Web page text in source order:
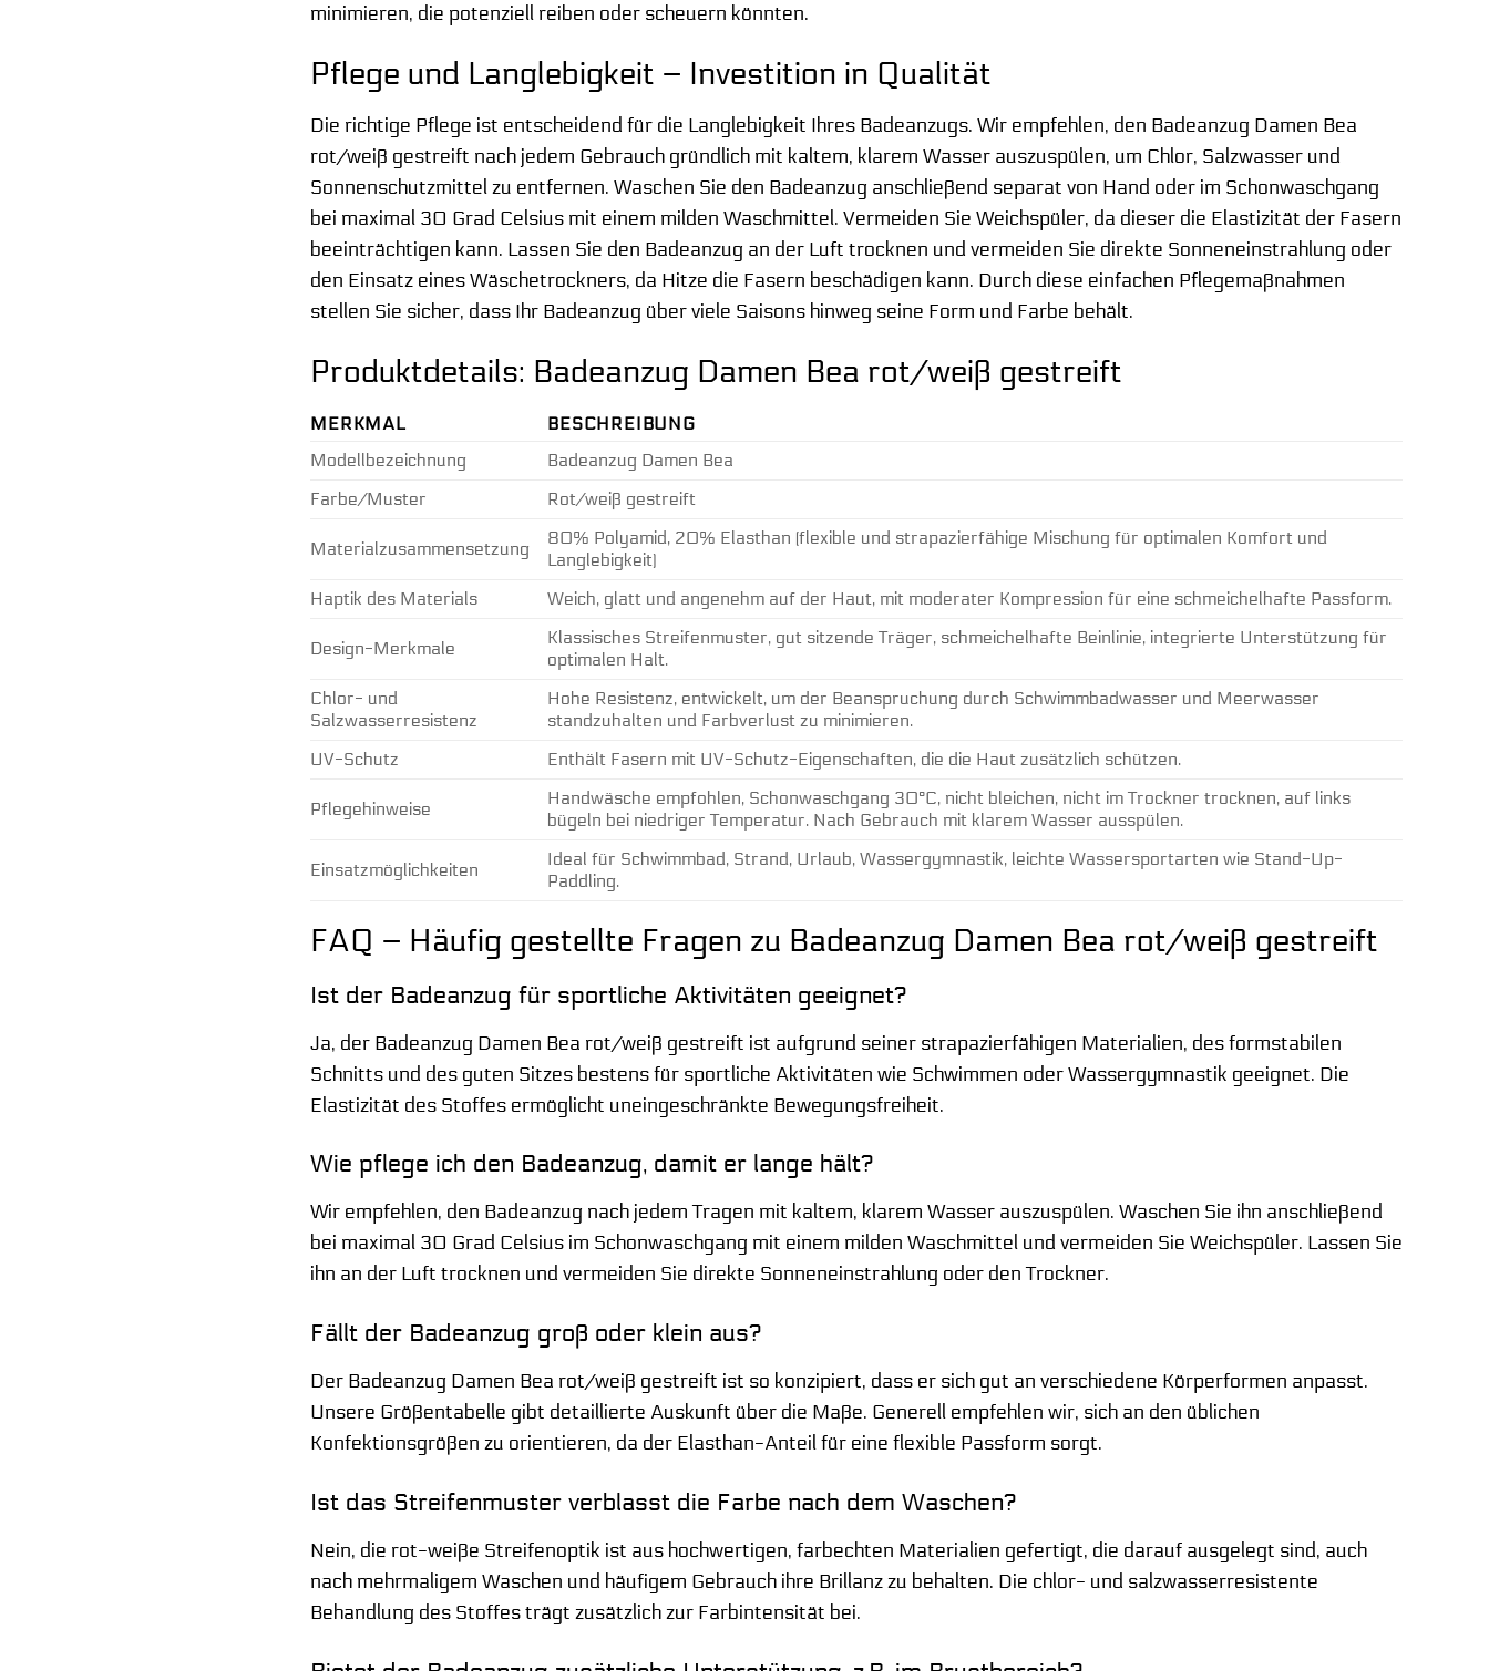
minimieren, die potenziell reiben oder scheuern könnten.
Pflege und Langlebigkeit – Investition in Qualität
Die richtige Pflege ist entscheidend für die Langlebigkeit Ihres Badeanzugs. Wir empfehlen, den Badeanzug Damen Bea
rot/weiß gestreift nach jedem Gebrauch gründlich mit kaltem, klarem Wasser auszuspülen, um Chlor, Salzwasser und
Sonnenschutzmittel zu entfernen. Waschen Sie den Badeanzug anschließend separat von Hand oder im Schonwaschgang
bei maximal 30 Grad Celsius mit einem milden Waschmittel. Vermeiden Sie Weichspüler, da dieser die Elastizität der Fasern
beeinträchtigen kann. Lassen Sie den Badeanzug an der Luft trocknen und vermeiden Sie direkte Sonneneinstrahlung oder
den Einsatz eines Wäschetrockners, da Hitze die Fasern beschädigen kann. Durch diese einfachen Pflegemaßnahmen
stellen Sie sicher, dass Ihr Badeanzug über viele Saisons hinweg seine Form und Farbe behält.
Produktdetails: Badeanzug Damen Bea rot/weiß gestreift
MERKMAL
BESCHREIBUNG
Modellbezeichnung
Badeanzug Damen Bea
Farbe/Muster
Rot/weiß gestreift
Materialzusammensetzung
80% Polyamid, 20% Elasthan (flexible und strapazierfähige Mischung für optimalen Komfort und
Langlebigkeit)
Haptik des Materials
Weich, glatt und angenehm auf der Haut, mit moderater Kompression für eine schmeichelhafte Passform.
Design-Merkmale
Klassisches Streifenmuster, gut sitzende Träger, schmeichelhafte Beinlinie, integrierte Unterstützung für
optimalen Halt.
Chlor- und
Salzwasserresistenz
Hohe Resistenz, entwickelt, um der Beanspruchung durch Schwimmbadwasser und Meerwasser
standzuhalten und Farbverlust zu minimieren.
UV-Schutz
Enthält Fasern mit UV-Schutz-Eigenschaften, die die Haut zusätzlich schützen.
Pflegehinweise
Handwäsche empfohlen, Schonwaschgang 30°C, nicht bleichen, nicht im Trockner trocknen, auf links
bügeln bei niedriger Temperatur. Nach Gebrauch mit klarem Wasser ausspülen.
Einsatzmöglichkeiten
Ideal für Schwimmbad, Strand, Urlaub, Wassergymnastik, leichte Wassersportarten wie Stand-Up-
Paddling.
FAQ – Häufig gestellte Fragen zu Badeanzug Damen Bea rot/weiß gestreift
Ist der Badeanzug für sportliche Aktivitäten geeignet?
Ja, der Badeanzug Damen Bea rot/weiß gestreift ist aufgrund seiner strapazierfähigen Materialien, des formstabilen
Schnitts und des guten Sitzes bestens für sportliche Aktivitäten wie Schwimmen oder Wassergymnastik geeignet. Die
Elastizität des Stoffes ermöglicht uneingeschränkte Bewegungsfreiheit.
Wie pflege ich den Badeanzug, damit er lange hält?
Wir empfehlen, den Badeanzug nach jedem Tragen mit kaltem, klarem Wasser auszuspülen. Waschen Sie ihn anschließend
bei maximal 30 Grad Celsius im Schonwaschgang mit einem milden Waschmittel und vermeiden Sie Weichspüler. Lassen Sie
ihn an der Luft trocknen und vermeiden Sie direkte Sonneneinstrahlung oder den Trockner.
Fällt der Badeanzug groß oder klein aus?
Der Badeanzug Damen Bea rot/weiß gestreift ist so konzipiert, dass er sich gut an verschiedene Körperformen anpasst.
Unsere Größentabelle gibt detaillierte Auskunft über die Maße. Generell empfehlen wir, sich an den üblichen
Konfektionsgrößen zu orientieren, da der Elasthan-Anteil für eine flexible Passform sorgt.
Ist das Streifenmuster verblasst die Farbe nach dem Waschen?
Nein, die rot-weiße Streifenoptik ist aus hochwertigen, farbechten Materialien gefertigt, die darauf ausgelegt sind, auch
nach mehrmaligem Waschen und häufigem Gebrauch ihre Brillanz zu behalten. Die chlor- und salzwasserresistente
Behandlung des Stoffes trägt zusätzlich zur Farbintensität bei.